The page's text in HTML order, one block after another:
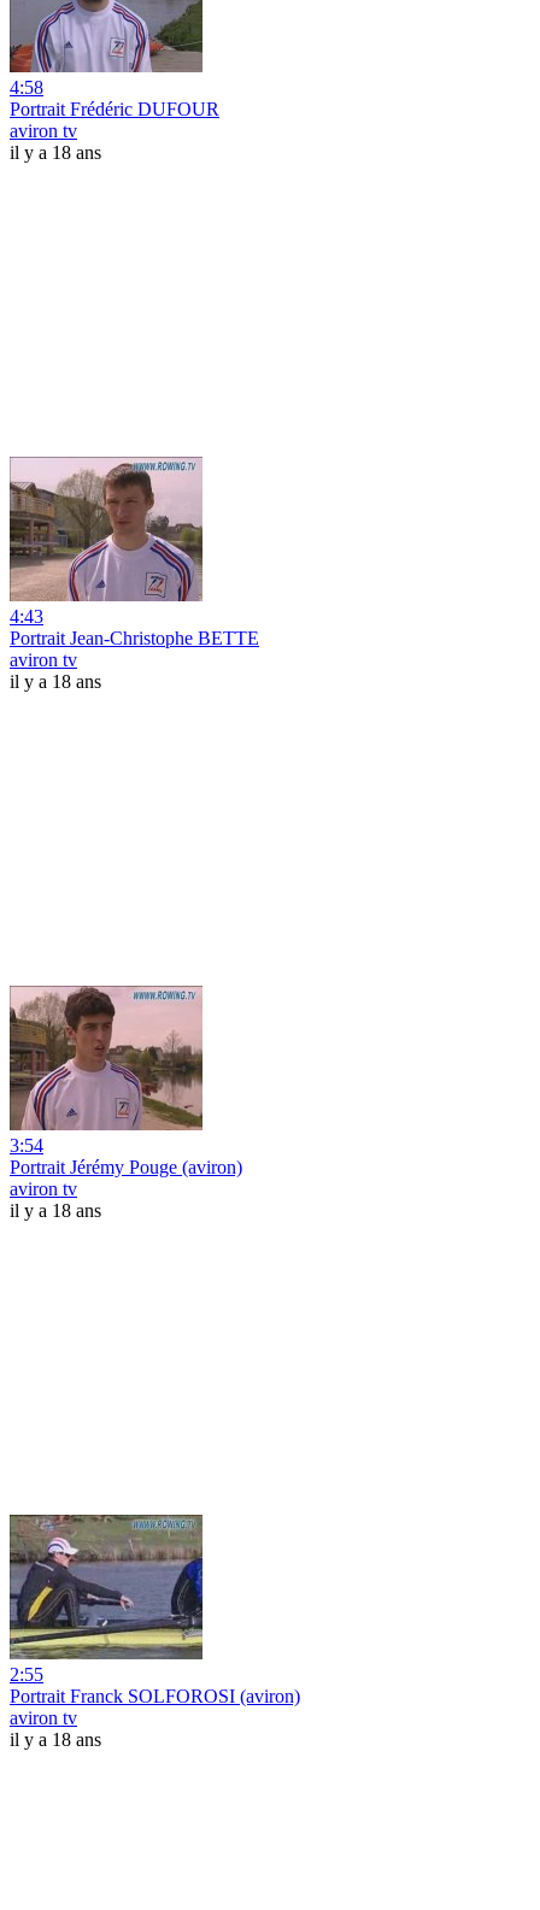
4:58
Portrait Frédéric DUFOUR
aviron tv
il y a 18 ans
4:43
Portrait Jean-Christophe BETTE
aviron tv
il y a 18 ans
3:54
Portrait Jérémy Pouge (aviron)
aviron tv
il y a 18 ans
2:55
Portrait Franck SOLFOROSI (aviron)
aviron tv
il y a 18 ans